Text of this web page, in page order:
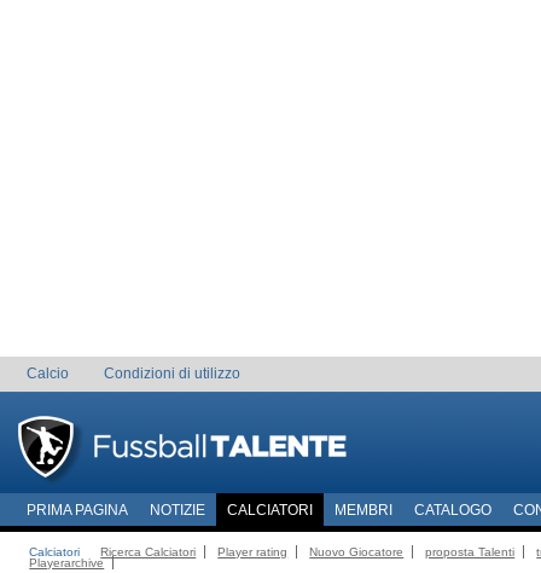
Calcio Condizioni di utilizzo
PRIMA PAGINA NOTIZIE CALCIATORI MEMBRI CATALOGO
Calciatori Ricerca Calciatori Player rating Nuovo Giocatore proposta Talenti
Playerarchive